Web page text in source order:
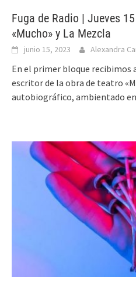
Fuga de Radio | Jueves
«Mucho» y La Mezcla
junio 15, 2023 Alexandra
En el primer bloque recibimos
escritor de la obra de teatro
autobiográfico, ambientado